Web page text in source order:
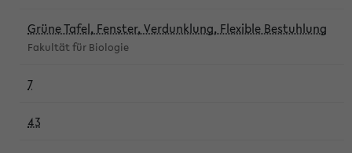
Grüne Tafel, Fenster, Verdunklung, Flexible Bestuhlung
Fakultät für Biologie
7
43